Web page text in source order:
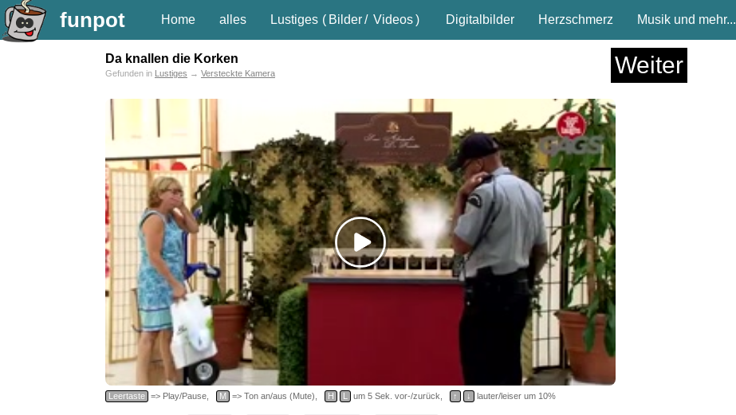
funpot Home alles Lustiges ( Bilder/ Videos) Digitalbilder Herzschmerz Musik und mehr...
Da knallen die Korken Weiter
Gefunden in Lustiges → Versteckte Kamera
Leertaste => Play/Pause, M => Ton an/aus (Mute), H L um 5 Sek. vor-/zurück, ↑ ↓ lauter/leiser um 10%